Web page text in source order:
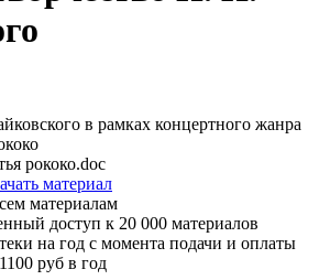
в рамках концертного жанра
рококо.doc
материал
материалам
доступ к 20 000 материалов
на год с момента подачи и оплаты
руб в год